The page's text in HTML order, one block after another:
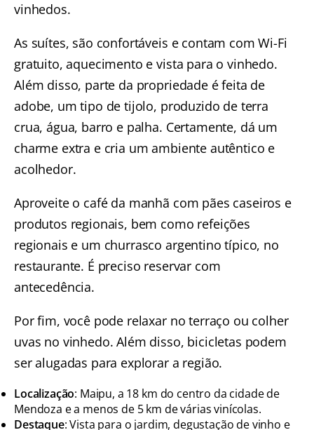
vinhedos.
As suítes, são confortáveis e contam com Wi-Fi
gratuito, aquecimento e vista para o vinhedo.
Além disso, parte da propriedade é feita de
adobe, um tipo de tijolo, produzido de terra
crua, água, barro e palha. Certamente, dá um
charme extra e cria um ambiente autêntico e
acolhedor.
Aproveite o café da manhã com pães caseiros e
produtos regionais, bem como refeições
regionais e um churrasco argentino típico, no
restaurante. É preciso reservar com
antecedência.
Por fim, você pode relaxar no terraço ou colher
uvas no vinhedo. Além disso, bicicletas podem
ser alugadas para explorar a região.
Localização: Maipu, a 18 km do centro da cidade de
Mendoza e a menos de 5 km de várias vinícolas.
Destaque: Vista para o jardim, degustação de vinho e